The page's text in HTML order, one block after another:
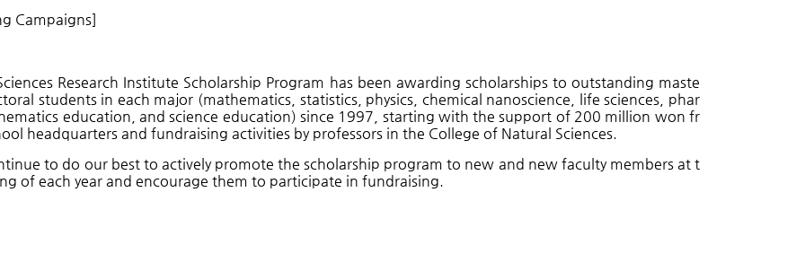
Campaigns]
Research Institute Scholarship Program has been awarding scholarships to outstanding maste
students in each major (mathematics, statistics, physics, chemical nanoscience, life sciences, phar
education, and science education) since 1997, starting with the support of 200 million won fr
headquarters and fundraising activities by professors in the College of Natural Sciences.
to do our best to actively promote the scholarship program to new and new faculty members at t
of each year and encourage them to participate in fundraising.